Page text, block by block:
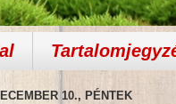
10., PÉNTEK